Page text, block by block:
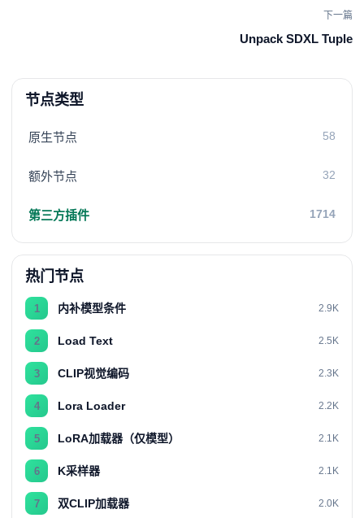
下一篇
Unpack SDXL Tuple
节点类型
原生节点 58
额外节点 32
第三方插件 1714
热门节点
1 内补模型条件 2.9K
2 Load Text 2.5K
3 CLIP视觉编码 2.3K
4 Lora Loader 2.2K
5 LoRA加载器（仅模型） 2.1K
6 K采样器 2.1K
7 双CLIP加载器 2.0K